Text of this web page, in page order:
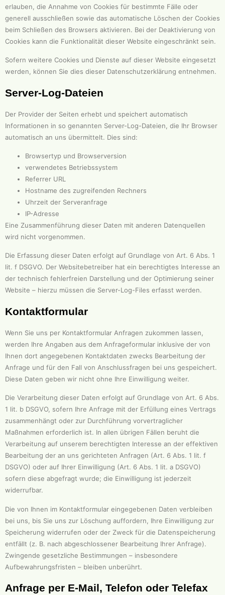
erlauben, die Annahme von Cookies für bestimmte Fälle oder
generell ausschließen sowie das automatische Löschen der Cookies
beim Schließen des Browsers aktivieren. Bei der Deaktivierung von
Cookies kann die Funktionalität dieser Website eingeschränkt sein.
Sofern weitere Cookies und Dienste auf dieser Website eingesetzt
werden, können Sie dies dieser Datenschutzerklärung entnehmen.
Server-Log-Dateien
Der Provider der Seiten erhebt und speichert automatisch
Informationen in so genannten Server-Log-Dateien, die Ihr Browser
automatisch an uns übermittelt. Dies sind:
Browsertyp und Browserversion
verwendetes Betriebssystem
Referrer URL
Hostname des zugreifenden Rechners
Uhrzeit der Serveranfrage
IP-Adresse
Eine Zusammenführung dieser Daten mit anderen Datenquellen
wird nicht vorgenommen.
Die Erfassung dieser Daten erfolgt auf Grundlage von Art. 6 Abs. 1
lit. f DSGVO. Der Websitebetreiber hat ein berechtigtes Interesse an
der technisch fehlerfreien Darstellung und der Optimierung seiner
Website – hierzu müssen die Server-Log-Files erfasst werden.
Kontaktformular
Wenn Sie uns per Kontaktformular Anfragen zukommen lassen,
werden Ihre Angaben aus dem Anfrageformular inklusive der von
Ihnen dort angegebenen Kontaktdaten zwecks Bearbeitung der
Anfrage und für den Fall von Anschlussfragen bei uns gespeichert.
Diese Daten geben wir nicht ohne Ihre Einwilligung weiter.
Die Verarbeitung dieser Daten erfolgt auf Grundlage von Art. 6 Abs.
1 lit. b DSGVO, sofern Ihre Anfrage mit der Erfüllung eines Vertrags
zusammenhängt oder zur Durchführung vorvertraglicher
Maßnahmen erforderlich ist. In allen übrigen Fällen beruht die
Verarbeitung auf unserem berechtigten Interesse an der effektiven
Bearbeitung der an uns gerichteten Anfragen (Art. 6 Abs. 1 lit. f
DSGVO) oder auf Ihrer Einwilligung (Art. 6 Abs. 1 lit. a DSGVO)
sofern diese abgefragt wurde; die Einwilligung ist jederzeit
widerrufbar.
Die von Ihnen im Kontaktformular eingegebenen Daten verbleiben
bei uns, bis Sie uns zur Löschung auffordern, Ihre Einwilligung zur
Speicherung widerrufen oder der Zweck für die Datenspeicherung
entfällt (z. B. nach abgeschlossener Bearbeitung Ihrer Anfrage).
Zwingende gesetzliche Bestimmungen – insbesondere
Aufbewahrungsfristen – bleiben unberührt.
Anfrage per E-Mail, Telefon oder Telefax